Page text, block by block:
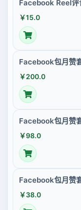
Facebook Reel
￥15.0
Facebook包月赞
￥200.0
Facebook包月赞
￥98.0
Facebook包月赞
￥38.0